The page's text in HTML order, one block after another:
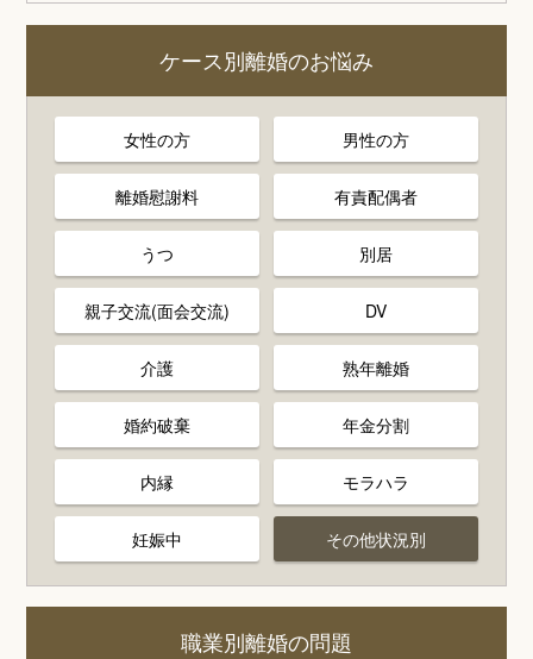
ケース別離婚のお悩み
女性の方 男性の方
離婚慰謝料 有責配偶者
うつ 別居
親子交流(面会交流) DV
介護 熟年離婚
婚約破棄 年金分割
内縁 モラハラ
妊娠中 その他状況別
職業別離婚の問題